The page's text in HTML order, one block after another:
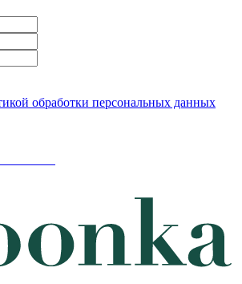
обработки персональных данных